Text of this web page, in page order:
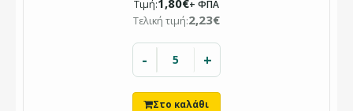
Τιμή:1,80€+ ΦΠΑ
Τελική τιμή:2,23€
- +